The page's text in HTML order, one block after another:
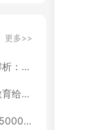
更多>>
覆盖
答案
子产线